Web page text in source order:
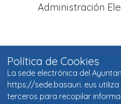
Administración
Política de Cookies
La sede electrónica del
https://sede.basauri. eus
terceros para recopilar